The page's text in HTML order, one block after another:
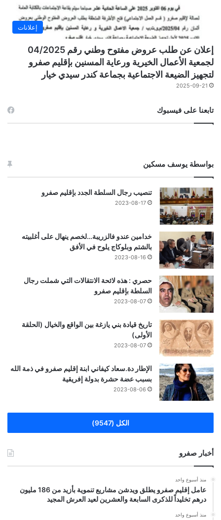
إعلانات
إعلان عن طلب عروض مفتوح وطني رقم 04/2025
لجمعية الأعمال الخيرية ورعاية المسنين بإقليم صفرو
لتجهيز الضيعة الاجتماعية بجماعة كندر سيدي خيار
2025-09-21
تابعنا على فيسبوك
بواسطة يوسف مسكين
تنصيب رجال السلطة الجدد بإقليم صفرو
2023-08-17
خدامين عندو فالزريبة…لخصم ينهال على أغلبيته
بالشتم وبلوكاج يلوح في الأفق
2023-08-16
حصري : هذه لائحة الانتقالات التي شملت رجال
السلطة بإقليم صفرو
2023-08-07
تاريخ قيادة بني يازغة بين الواقع والخيال (الحلقة
الأولى)
2023-08-07
الإطار دة.سعاد كيفاني ابنة إقليم صفرو في ذمة الله
بسبب عضة حشرة بدولة إفريقية
2023-08-06
الكل (9547)
أخبار صفرو
منذ أسبوع واحد
عامل إقليم صفرو يطلق ويدشن مشاريع تنموية بأزيد من 186 مليون
درهم تخليداً للذكرى السابعة والعشرين لعيد العرش المجيد
منذ أسبوع واحد